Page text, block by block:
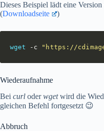
Dieses Beispiel lädt eine
(Downloadseite )
wget -c "https://
Wiederaufnahme
Bei curl oderwgetwird die
gleichen Befehl fortgesetzt 😉
Abbruch